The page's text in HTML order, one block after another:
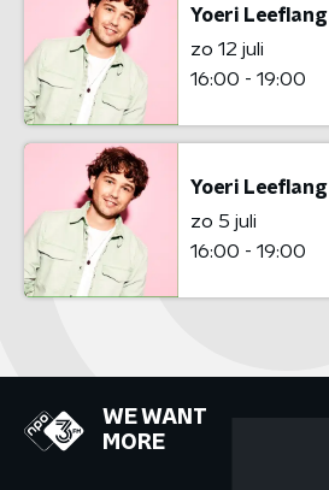
Yoeri Leeflang
zo 12 juli
16:00 - 19:00
Yoeri Leeflang
zo 5 juli
16:00 - 19:00
WE WANT
MORE